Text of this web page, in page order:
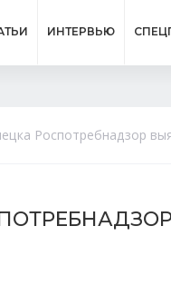
ИНТЕРВЬЮ
Роспотребнадзор